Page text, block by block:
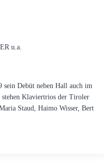
u.a.
Debüt neben Hall auch im
Klaviertrios der Tiroler
Staud, Haimo Wisser, Bert